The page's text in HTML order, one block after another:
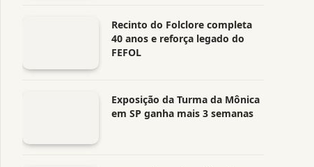
Recinto do Folclore completa
40 anos e reforça legado do
FEFOL
Exposição da Turma da Mônica
em SP ganha mais 3 semanas